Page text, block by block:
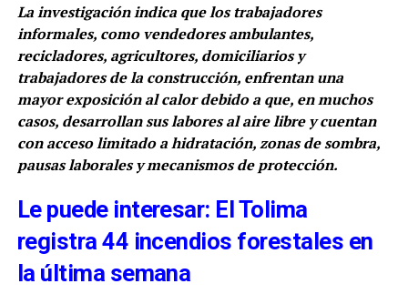
La investigación indica que los trabajadores
informales, como vendedores ambulantes,
recicladores, agricultores, domiciliarios y
trabajadores de la construcción, enfrentan una
mayor exposición al calor debido a que, en muchos
casos, desarrollan sus labores al aire libre y cuentan
con acceso limitado a hidratación, zonas de sombra,
pausas laborales y mecanismos de protección.
Le puede interesar: El Tolima
registra 44 incendios forestales en
la última semana